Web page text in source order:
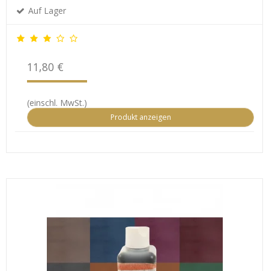
Auf Lager
11,80 €
(einschl. MwSt.)
Produkt anzeigen